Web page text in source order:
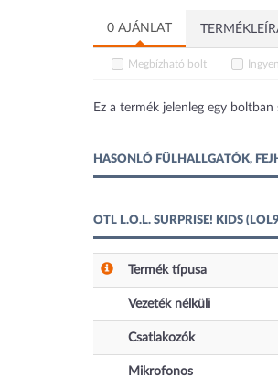
0 AJÁNLAT
Megbízható bolt
Ez a termék jelenleg egy
HASONLÓ FÜLHALLGATÓK,
OTL L.O.L. SURPRISE! KIDS
Termék típusa
Vezeték nélküli
Csatlakozók
Mikrofonos